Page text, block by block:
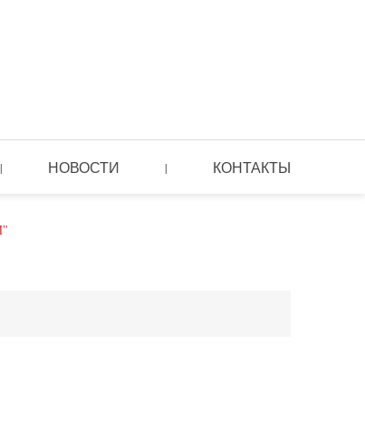
| НОВОСТИ | КОНТАКТЫ